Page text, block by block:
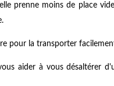
prenne moins de place
pour la transporter
aider à vous désaltérer